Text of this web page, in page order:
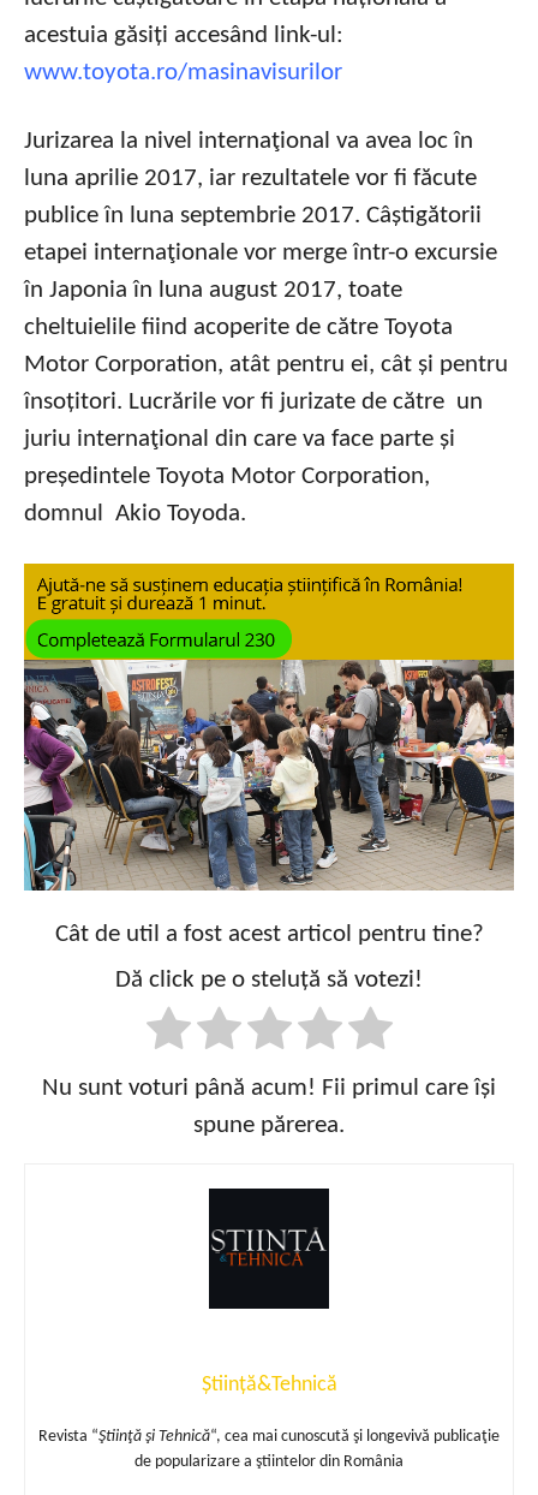
acestuia găsiți accesând link-ul:
www.toyota.ro/masinavisurilor
Jurizarea la nivel internaţional va avea loc în
luna aprilie 2017, iar rezultatele vor fi făcute
publice în luna septembrie 2017. Câștigătorii
etapei internaţionale vor merge într-o excursie
în Japonia în luna august 2017, toate
cheltuielile fiind acoperite de către Toyota
Motor Corporation, atât pentru ei, cât și pentru
însoțitori. Lucrările vor fi jurizate de către un
juriu internaţional din care va face parte și
președintele Toyota Motor Corporation,
domnul Akio Toyoda.
Cât de util a fost acest articol pentru tine?
Dă click pe o steluță să votezi!
Nu sunt voturi până acum! Fii primul care își
spune părerea.
Știință&Tehnică
Revista “Ştiinţă şi Tehnică“, cea mai cunoscută şi longevivă publicaţie
de popularizare a ştiintelor din România